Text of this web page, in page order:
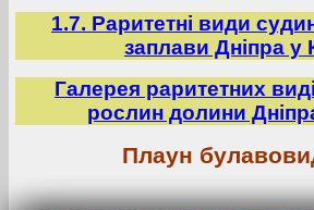
1.7. Раритетні види
заплави Дніпра у
Галерея раритетних
рослин долини
Плаун